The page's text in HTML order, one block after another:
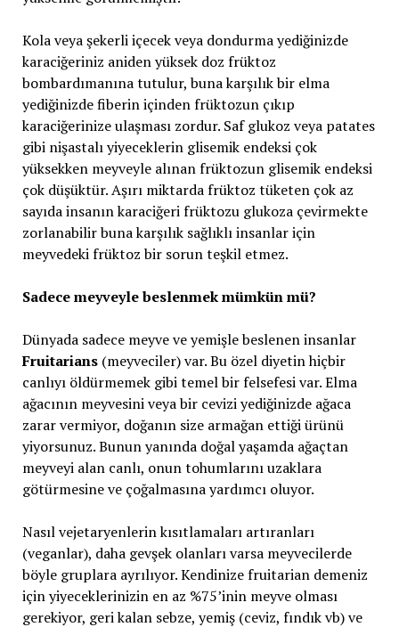
Kola veya şekerli içecek veya dondurma yediğinizde
karaciğeriniz aniden yüksek doz früktoz
bombardımanına tutulur, buna karşılık bir elma
yediğinizde fiberin içinden früktozun çıkıp
karaciğerinize ulaşması zordur. Saf glukoz veya patates
gibi nişastalı yiyeceklerin glisemik endeksi çok
yüksekken meyveyle alınan früktozun glisemik endeksi
çok düşüktür. Aşırı miktarda früktoz tüketen çok az
sayıda insanın karaciğeri früktozu glukoza çevirmekte
zorlanabilir buna karşılık sağlıklı insanlar için
meyvedeki früktoz bir sorun teşkil etmez.
Sadece meyveyle beslenmek mümkün mü?
Dünyada sadece meyve ve yemişle beslenen insanlar
Fruitarians(meyveciler) var. Bu özel diyetin hiçbir
canlıyı öldürmemek gibi temel bir felsefesi var. Elma
ağacının meyvesini veya bir cevizi yediğinizde ağaca
zarar vermiyor, doğanın size armağan ettiği ürünü
yiyorsunuz. Bunun yanında doğal yaşamda ağaçtan
meyveyi alan canlı, onun tohumlarını uzaklara
götürmesine ve çoğalmasına yardımcı oluyor.
Nasıl vejetaryenlerin kısıtlamaları artıranları
(veganlar), daha gevşek olanları varsa meyvecilerde
böyle gruplara ayrılıyor. Kendinize fruitarian demeniz
için yiyeceklerinizin en az %75’inin meyve olması
gerekiyor, geri kalan sebze, yemiş (ceviz, fındık vb) ve